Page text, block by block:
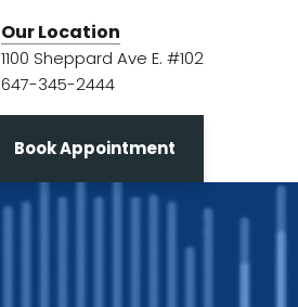
Our Location
1100 Sheppard Ave E. #102
647-345-2444
Book Appointment